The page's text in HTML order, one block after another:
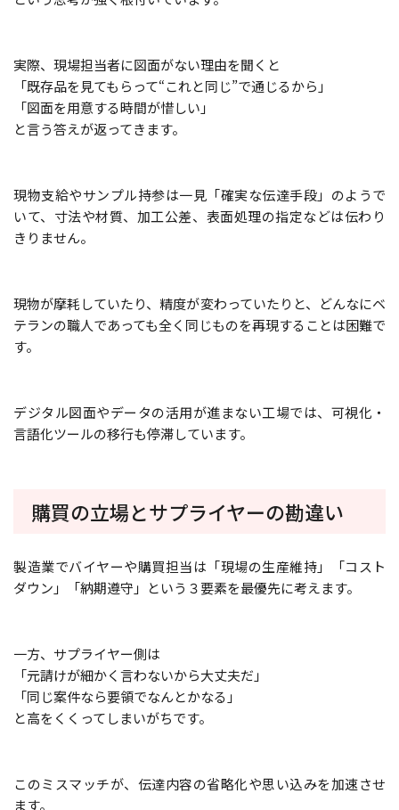
実際、現場担当者に図面がない理由を聞くと
「既存品を見てもらって“これと同じ”で通じるから」
「図面を用意する時間が惜しい」
と言う答えが返ってきます。
現物支給やサンプル持参は一見「確実な伝達手段」のようで
いて、寸法や材質、加工公差、表面処理の指定などは伝わり
きりません。
現物が摩耗していたり、精度が変わっていたりと、どんなにベ
テランの職人であっても全く同じものを再現することは困難で
す。
デジタル図面やデータの活用が進まない工場では、可視化・
言語化ツールの移行も停滞しています。
購買の立場とサプライヤーの勘違い
製造業でバイヤーや購買担当は「現場の生産維持」「コスト
ダウン」「納期遵守」という３要素を最優先に考えます。
一方、サプライヤー側は
「元請けが細かく言わないから大丈夫だ」
「同じ案件なら要領でなんとかなる」
と高をくくってしまいがちです。
このミスマッチが、伝達内容の省略化や思い込みを加速させ
ます。